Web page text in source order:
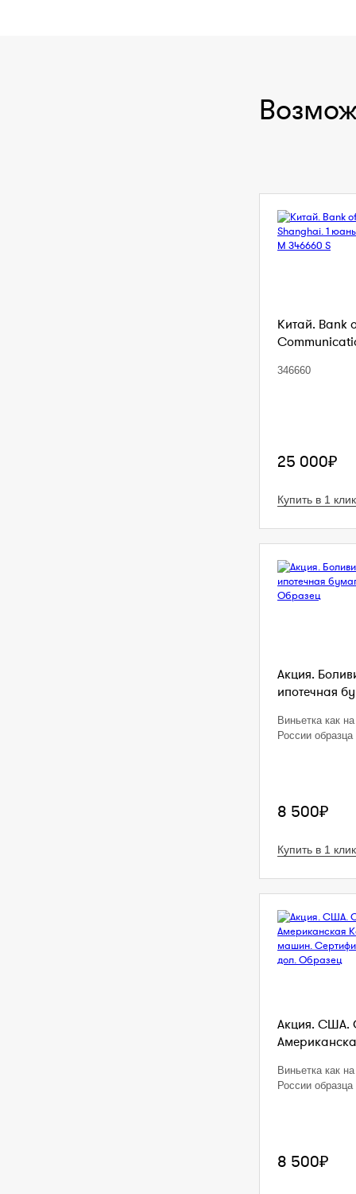
Китай. Bank
346660
25 000₽
Купить в 1 клик
Акция.
ипотечная
Виньетка как
России образца
8 500₽
Купить в 1 клик
Акция. США.
Виньетка как
России образца
8 500₽